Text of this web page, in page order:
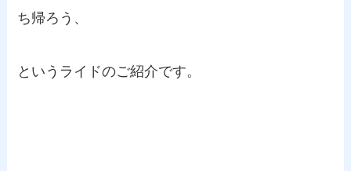
ち帰ろう、
というライドのご紹介です。